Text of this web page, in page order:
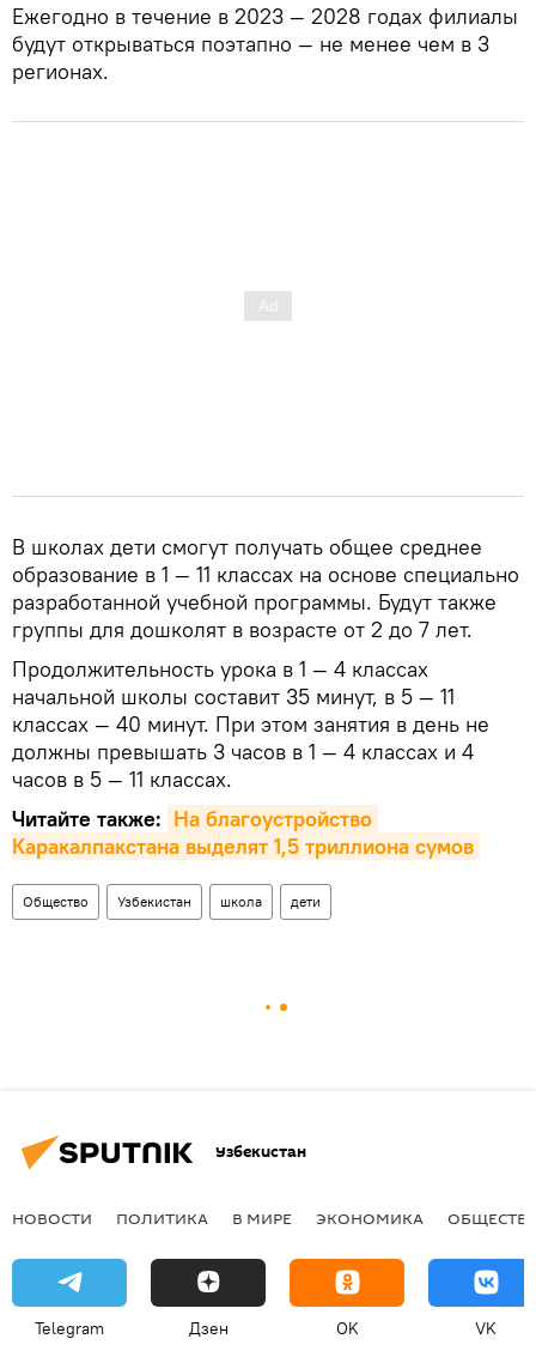
Ежегодно в течение в 2023 — 2028 годах филиалы
будут открываться поэтапно — не менее чем в 3
регионах.
В школах дети смогут получать общее среднее
образование в 1 — 11 классах на основе специально
разработанной учебной программы. Будут также
группы для дошколят в возрасте от 2 до 7 лет.
Продолжительность урока в 1 — 4 классах
начальной школы составит 35 минут, в 5 — 11
классах — 40 минут. При этом занятия в день не
должны превышать 3 часов в 1 — 4 классах и 4
часов в 5 — 11 классах.
Читайте также: На благоустройство
Каракалпакстана выделят 1,5 триллиона сумов
Общество Узбекистан школа дети
Узбекистан
НОВОСТИ ПОЛИТИКА В МИРЕ ЭКОНОМИКА
Telegram Дзен OK VK